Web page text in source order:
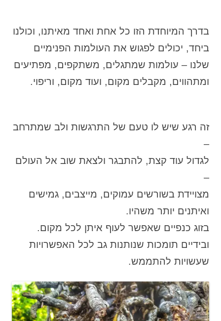
בדרך המיוחדת הזו כל אחת ואחד מאיתנו, וכולנו
ביחד, יכולים לפגוש את העולמות הפנימיים
שלנו – עולמות שמתגלים, משתקפים, מפתיעים
ומתהווים, מקבלים מקום, ועוד מקום, וריפוי.
זה רגע שיש לו טעם של התרגשות ולב שמתרחב
–
לגדול עוד קצת, להתבגר ולצאת שוב אל העולם
–
מצויידת בשורשים עמוקים, מייצבים, גמישים
ואיתנים יותר משהיו.
בזוג כנפיים שאפשר לעוף איתן לכל מקום.
ובידיים תומכות שנותנות גב לכל האפשרויות
שעשויות להתממש.